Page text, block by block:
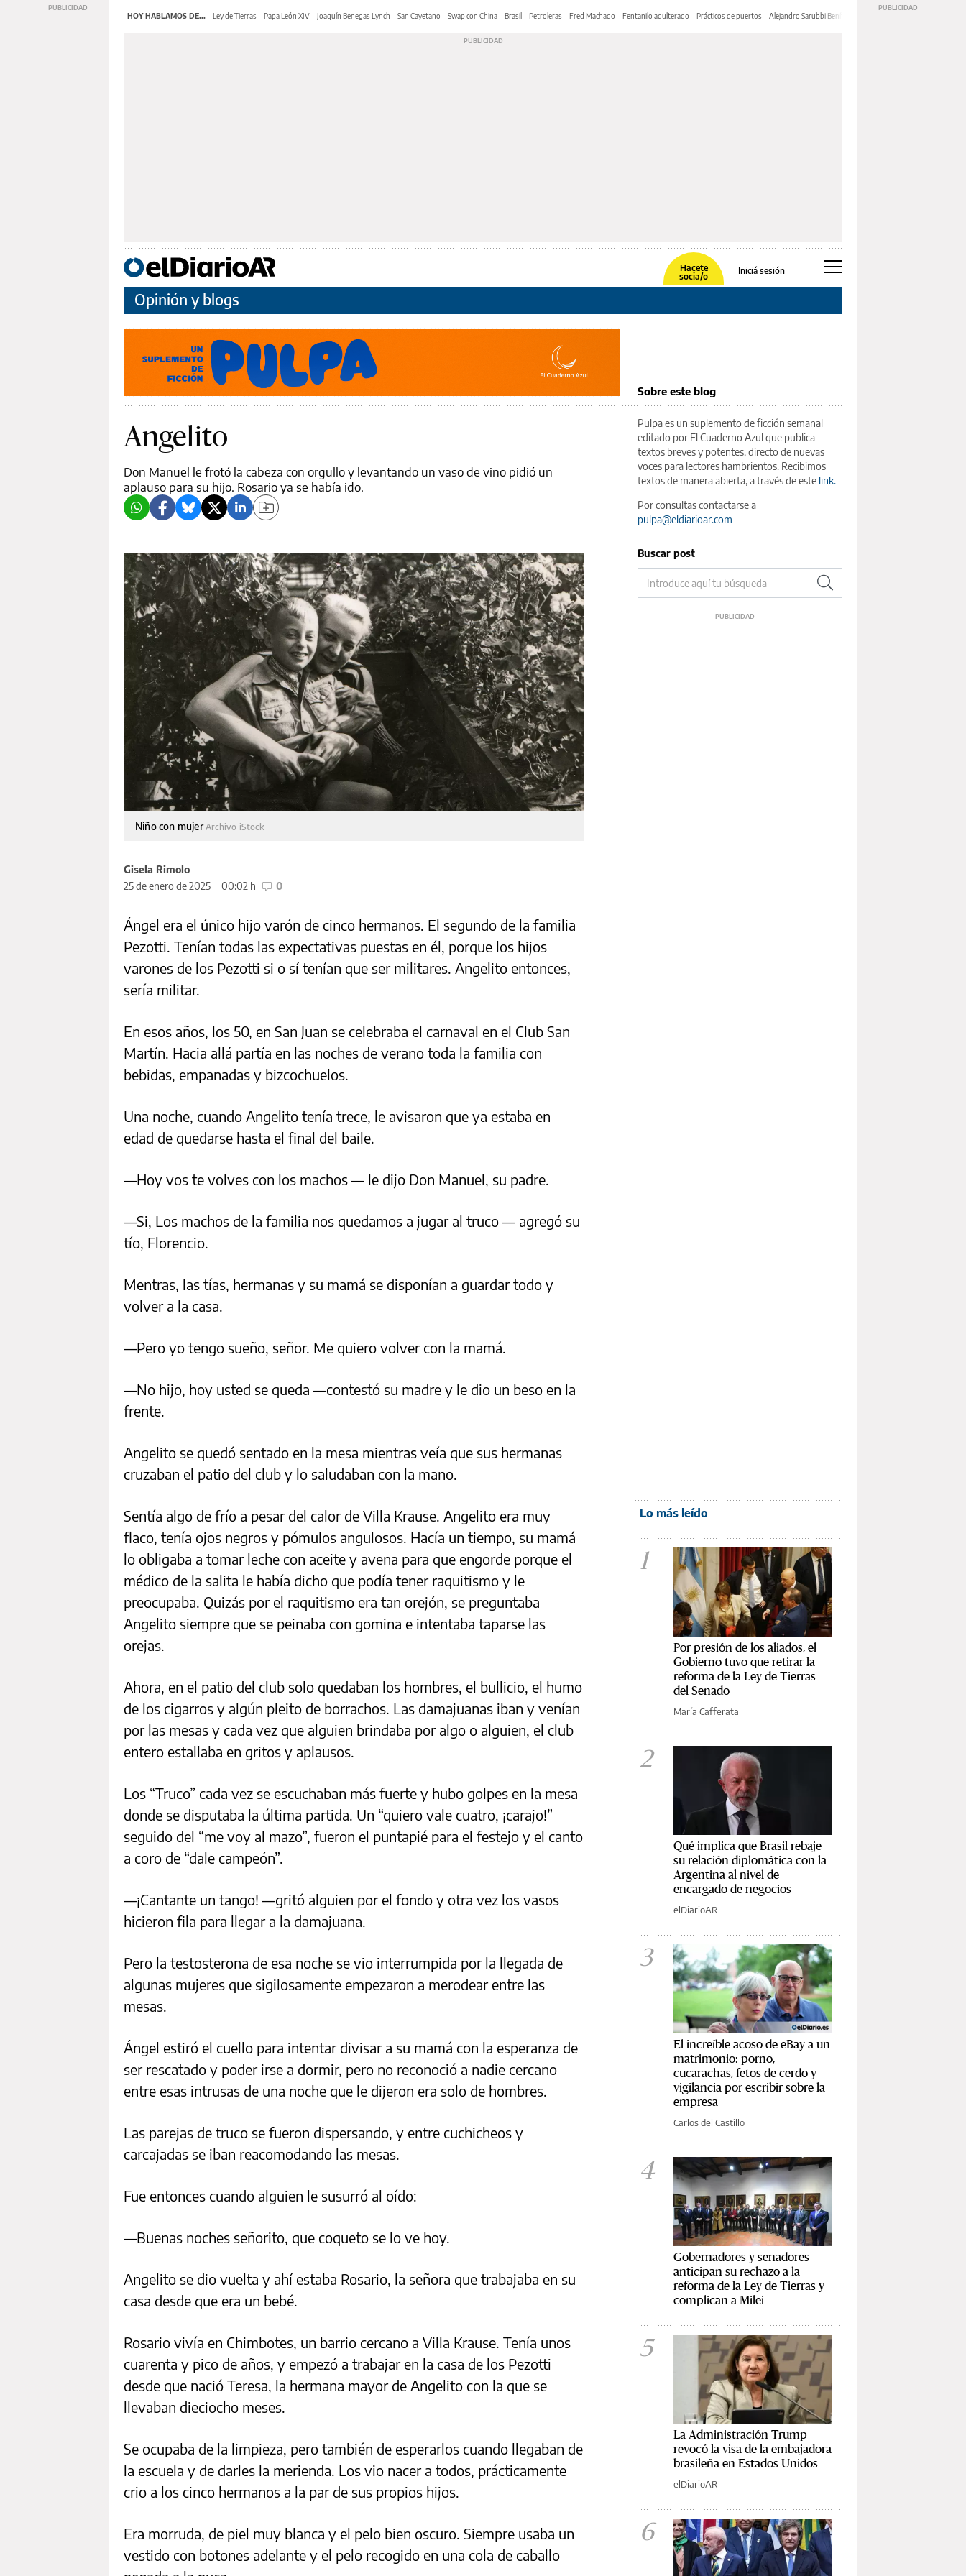
HOY HABLAMOS DE... Ley de Tierras Papa León XIV Joaquín Benegas Lynch San Cayetano Swap con China Brasil Petroleras Fred Machado Fentanilo adulterado Prácticos de puertos Alejandro Sarubbi Benítez
Hacete
socia/o
Iniciá sesión
Opinión y blogs
Angelito
Don Manuel le frotó la cabeza con orgullo y levantando un vaso de vino pidió un
aplauso para su hijo. Rosario ya se había ido.
Niño con mujerArchivo iStock
Gisela Rimolo
25 de enero de 2025
00:02 h 0
Ángel era el único hijo varón de cinco hermanos. El segundo de la familia
Pezotti. Tenían todas las expectativas puestas en él, porque los hijos
varones de los Pezotti si o sí tenían que ser militares. Angelito entonces,
sería militar.
En esos años, los 50, en San Juan se celebraba el carnaval en el Club San
Martín. Hacia allá partía en las noches de verano toda la familia con
bebidas, empanadas y bizcochuelos.
Una noche, cuando Angelito tenía trece, le avisaron que ya estaba en
edad de quedarse hasta el final del baile.
—Hoy vos te volves con los machos — le dijo Don Manuel, su padre.
—Si, Los machos de la familia nos quedamos a jugar al truco — agregó su
tío, Florencio.
Mentras, las tías, hermanas y su mamá se disponían a guardar todo y
volver a la casa.
—Pero yo tengo sueño, señor. Me quiero volver con la mamá.
—No hijo, hoy usted se queda —contestó su madre y le dio un beso en la
frente.
Angelito se quedó sentado en la mesa mientras veía que sus hermanas
cruzaban el patio del club y lo saludaban con la mano.
Sentía algo de frío a pesar del calor de Villa Krause. Angelito era muy
flaco, tenía ojos negros y pómulos angulosos. Hacía un tiempo, su mamá
lo obligaba a tomar leche con aceite y avena para que engorde porque el
médico de la salita le había dicho que podía tener raquitismo y le
preocupaba. Quizás por el raquitismo era tan orejón, se preguntaba
Angelito siempre que se peinaba con gomina e intentaba taparse las
orejas.
Ahora, en el patio del club solo quedaban los hombres, el bullicio, el humo
de los cigarros y algún pleito de borrachos. Las damajuanas iban y venían
por las mesas y cada vez que alguien brindaba por algo o alguien, el club
entero estallaba en gritos y aplausos.
Los “Truco” cada vez se escuchaban más fuerte y hubo golpes en la mesa
donde se disputaba la última partida. Un “quiero vale cuatro, ¡carajo!”
seguido del “me voy al mazo”, fueron el puntapié para el festejo y el canto
a coro de “dale campeón”.
—¡Cantante un tango! —gritó alguien por el fondo y otra vez los vasos
hicieron fila para llegar a la damajuana.
Pero la testosterona de esa noche se vio interrumpida por la llegada de
algunas mujeres que sigilosamente empezaron a merodear entre las
mesas.
Ángel estiró el cuello para intentar divisar a su mamá con la esperanza de
ser rescatado y poder irse a dormir, pero no reconoció a nadie cercano
entre esas intrusas de una noche que le dijeron era solo de hombres.
Las parejas de truco se fueron dispersando, y entre cuchicheos y
carcajadas se iban reacomodando las mesas.
Fue entonces cuando alguien le susurró al oído:
—Buenas noches señorito, que coqueto se lo ve hoy.
Angelito se dio vuelta y ahí estaba Rosario, la señora que trabajaba en su
casa desde que era un bebé.
Rosario vivía en Chimbotes, un barrio cercano a Villa Krause. Tenía unos
cuarenta y pico de años, y empezó a trabajar en la casa de los Pezotti
desde que nació Teresa, la hermana mayor de Angelito con la que se
llevaban dieciocho meses.
Se ocupaba de la limpieza, pero también de esperarlos cuando llegaban de
la escuela y de darles la merienda. Los vio nacer a todos, prácticamente
crio a los cinco hermanos a la par de sus propios hijos.
Era morruda, de piel muy blanca y el pelo bien oscuro. Siempre usaba un
vestido con botones adelante y el pelo recogido en una cola de caballo
Sobre este blog
Pulpa es un suplemento de ficción semanal
editado por El Cuaderno Azul que publica
textos breves y potentes, directo de nuevas
voces para lectores hambrientos. Recibimos
textos de manera abierta, a través de este link.
Por consultas contactarse a
pulpa@eldiarioar.com
Buscar post
Lo más leído
1
Por presión de los aliados, el
Gobierno tuvo que retirar la
reforma de la Ley de Tierras
del Senado
María Cafferata
2
Qué implica que Brasil rebaje
su relación diplomática con la
Argentina al nivel de
encargado de negocios
elDiarioAR
3
El increíble acoso de eBay a un
matrimonio: porno,
cucarachas, fetos de cerdo y
vigilancia por escribir sobre la
empresa
Carlos del Castillo
4
Gobernadores y senadores
anticipan su rechazo a la
reforma de la Ley de Tierras y
complican a Milei
5
La Administración Trump
revocó la visa de la embajadora
brasileña en Estados Unidos
elDiarioAR
6